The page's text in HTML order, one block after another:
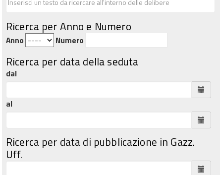
Ricerca per Anno e Numero
Anno Numero
Ricerca per data della seduta
dal
al
Ricerca per data di pubblicazione in Gazz.
Uff.